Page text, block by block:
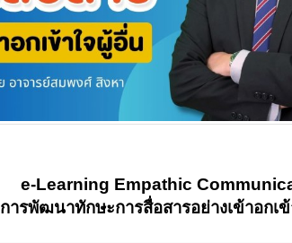
e-Learning Empathic
การพัฒนาทักษะการสื่อสารอย่างเข้าอกเ